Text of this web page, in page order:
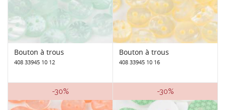
Bouton à trous
408 33945 10 12
Bouton à trous
408 33945 10 16
-30% -30%